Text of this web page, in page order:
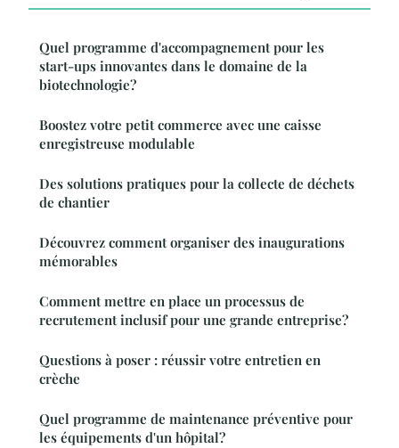
Quel programme d'accompagnement pour les
start-ups innovantes dans le domaine de la
biotechnologie?
Boostez votre petit commerce avec une caisse
enregistreuse modulable
Des solutions pratiques pour la collecte de déchets
de chantier
Découvrez comment organiser des inaugurations
mémorables
Comment mettre en place un processus de
recrutement inclusif pour une grande entreprise?
Questions à poser : réussir votre entretien en
crèche
Quel programme de maintenance préventive pour
les équipements d'un hôpital?